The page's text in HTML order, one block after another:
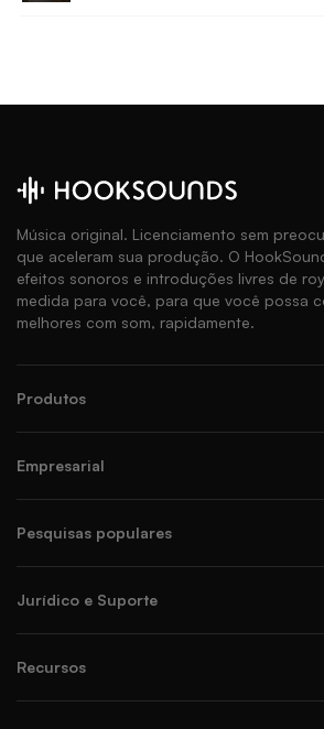
Música original. Licenciamento sem
que aceleram sua produção. O
efeitos sonoros e introduções livres de
medida para você, para que você possa
melhores com som, rapidamente.
Produtos
Empresarial
Pesquisas populares
Jurídico e Suporte
Recursos